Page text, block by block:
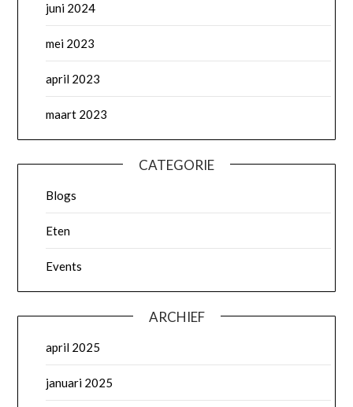
juni 2024
mei 2023
april 2023
maart 2023
CATEGORIE
Blogs
Eten
Events
ARCHIEF
april 2025
januari 2025